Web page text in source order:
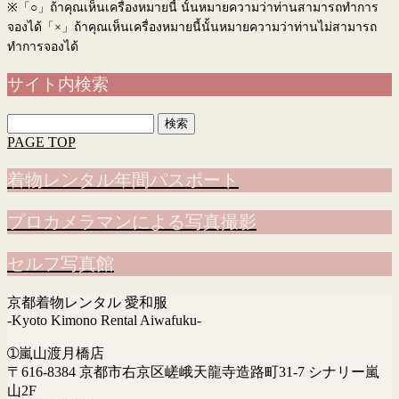
※ 「○」ถ้าคุณเห็นเครื่องหมายนี้ นั้นหมายความว่าท่านสามารถทำการ
จองได้「×」ถ้าคุณเห็นเครื่องหมายนี้นั้นหมายความว่าท่านไม่สามารถ
ทำการจองได้
サイト内検索
索:
PAGE TOP
着物レンタル年間パスポート
プロカメラマンによる写真撮影
セルフ写真館
京都着物レンタル 愛和服
-Kyoto Kimono Rental Aiwafuku-
➀嵐山渡月橋店
〒616-8384 京都市右京区嵯峨天龍寺造路町31-7 シナリー嵐
山2F